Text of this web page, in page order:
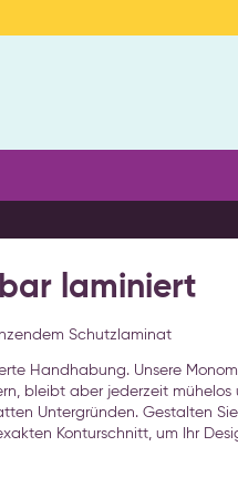
laminiert
Schutzlaminat
Handhabung. Unsere
bleibt aber jederzeit mühelos
Untergründen. Gestalten
Konturschnitt, um Ihr